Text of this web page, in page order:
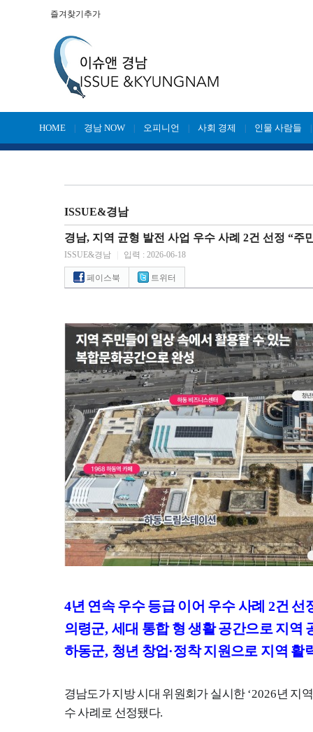
즐겨찾기추가
HOME 경남 NOW 오피니언 사회 경제 인물 사람들
ISSUE&경남
경남, 지역 균형 발전 사업 우수 사례 2건 선정 “주
ISSUE&경남 입력 : 2026-06-18
페이스북 트위터
4년 연속 우수 등급 이어 우수 사례 2건 선
의령군, 세대 통합 형 생활 공간으로 지역
하동군, 청년 창업·정착 지원으로 지역 활
경남도가지방 시대 위원회가 실시한 ‘2026년 지
수 사례로 선정됐다.